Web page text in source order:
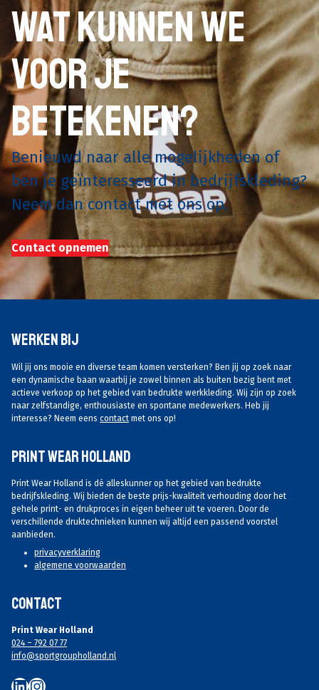
Wat kunnen we
voor je
betekenen?
Benieuwd naar alle mogelijkheden of
ben je geïnteresseerd in bedrijfskleding?
Neem dan contact met ons op.
Contact opnemen
Werken Bij
Wil jij ons mooie en diverse team komen versterken? Ben jij op zoek naar
een dynamische baan waarbij je zowel binnen als buiten bezig bent met
actieve verkoop op het gebied van bedrukte werkkleding. Wij zijn op zoek
naar zelfstandige, enthousiaste en spontane medewerkers. Heb jij
interesse? Neem eens contact met ons op!
Print Wear Holland
Print Wear Holland is dé alleskunner op het gebied van bedrukte
bedrijfskleding. Wij bieden de beste prijs-kwaliteit verhouding door het
gehele print- en drukproces in eigen beheer uit te voeren. Door de
verschillende druktechnieken kunnen wij altijd een passend voorstel
aanbieden.
privacyverklaring
algemene voorwaarden
Contact
Print Wear Holland
024 – 792 07 77
info@sportgroupholland.nl
LinkedIn Instagram